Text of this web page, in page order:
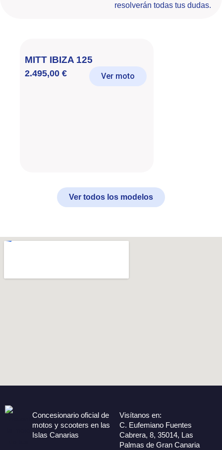
resolverán todas tus dudas.
MITT IBIZA 125
2.495,00 € Ver moto
Ver todos los modelos
Concesionario oficial de
motos y scooters en las
Islas Canarias
Visítanos en:
C. Eufemiano Fuentes
Cabrera, 8, 35014, Las
Palmas de Gran Canaria